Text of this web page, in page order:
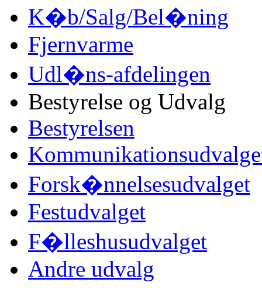
K�b/Salg/Bel�ning
Fjernvarme
Udl�ns-afdelingen
Bestyrelse og Udvalg
Bestyrelsen
Forsk�nnelsesudvalget
Festudvalget
F�lleshusudvalget
Andre udvalg